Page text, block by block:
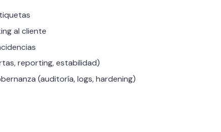
al cliente
reporting, estabilidad)
(auditoría, logs, hardening)